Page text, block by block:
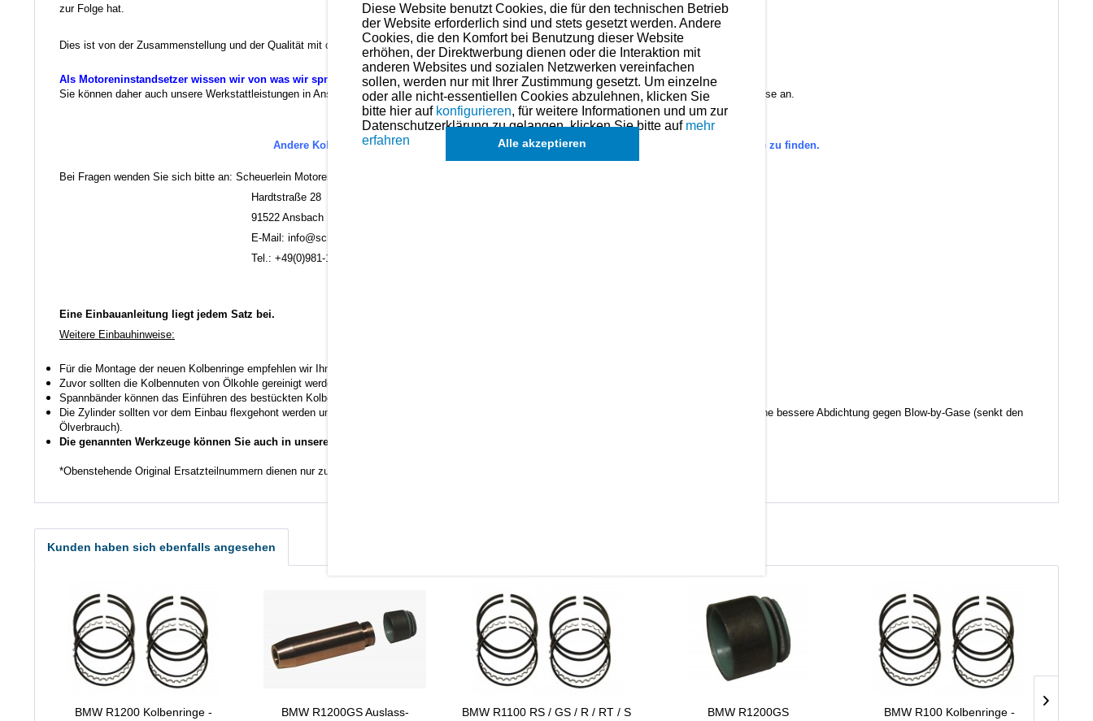
zur Folge hat.
Dies ist von der Zusammenstellung und der Qualität mit das Beste was es im Bereich der Kolbenringe gibt.
Als Motoreninstandsetzer wissen wir von was wir sprechen.
Sie können daher auch unsere Werkstattleistungen in Anspruch nehmen. Preise hierzu finden Sie in der Kategorien-Übersicht links oder fragen Sie diese an.
Andere Kolbenringmaße für dieses Modell sind (falls vorhanden) in der übergeordneten Kategorie zu finden.
Es können in Ausnahmefällen aucheinzelne Ringeangefragt werden.
Bei Fragen wenden Sie sich bitte an: Scheuerlein Motorentechnik
Hardtstraße 28
91522 Ansbach
E-Mail: info@scheuerlein.de
Tel.: +49(0)981-17554
Eine Einbauanleitung liegt jedem Satz bei.
Weitere Einbauhinweise:
Für die Montage der neuen Kolbenringe empfehlen wir Ihnen eine Kolbenringzange zu verwenden.
Zuvor sollten die Kolbennuten von Ölkohle gereinigt werden auch hierfür gibt es ein Werkzeug.
Spannbänder können das Einführen des bestückten Kolbens in den Zylinder erleichtern.
Die Zylinder sollten vor dem Einbau flexgehont werden um den Kreuzschliff wieder einzubringen. Dies ermöglicht eine bessere Ölhaftung und somit eine bessere Abdichtung gegen Blow-by-Gase (senkt den
Ölverbrauch).
Die genannten Werkzeuge können Sie auch in unserem Shop finden.
*Obenstehende Original Ersatzteilnummern dienen nur zu Vergleichszwecken.
Kunden haben sich ebenfalls angesehen
BMW R1200 Kolbenringe -
BMW R1200GS Auslass-
BMW R1100 RS / GS / R / RT / S
BMW R1200GS
BMW R100 Kolbenringe -
Diese Website benutzt Cookies, die für den technischen Betrieb
der Website erforderlich sind und stets gesetzt werden. Andere
Cookies, die den Komfort bei Benutzung dieser Website
erhöhen, der Direktwerbung dienen oder die Interaktion mit
anderen Websites und sozialen Netzwerken vereinfachen
sollen, werden nur mit Ihrer Zustimmung gesetzt. Um einzelne
oder alle nicht-essentiellen Cookies abzulehnen, klicken Sie
bitte hier auf konfigurieren, für weitere Informationen und um zur
Datenschutzerklärung zu gelangen, klicken Sie bitte auf mehr
erfahren
Alle akzeptieren